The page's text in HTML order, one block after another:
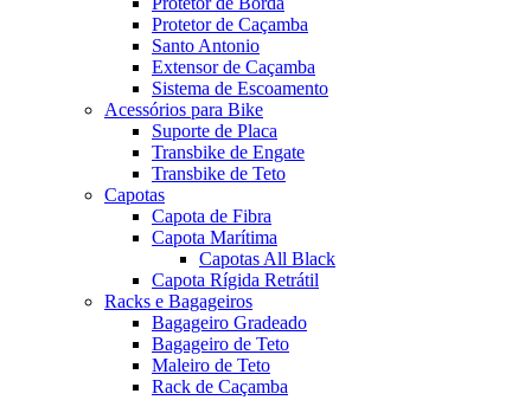
Protetor de Caçamba
Santo Antonio
Extensor de Caçamba
Sistema de Escoamento
Acessórios para Bike
Suporte de Placa
Transbike de Engate
Transbike de Teto
Capotas
Capota de Fibra
Capota Marítima
Capotas All Black
Capota Rígida Retrátil
Racks e Bagageiros
Bagageiro Gradeado
Bagageiro de Teto
Maleiro de Teto
Rack de Caçamba